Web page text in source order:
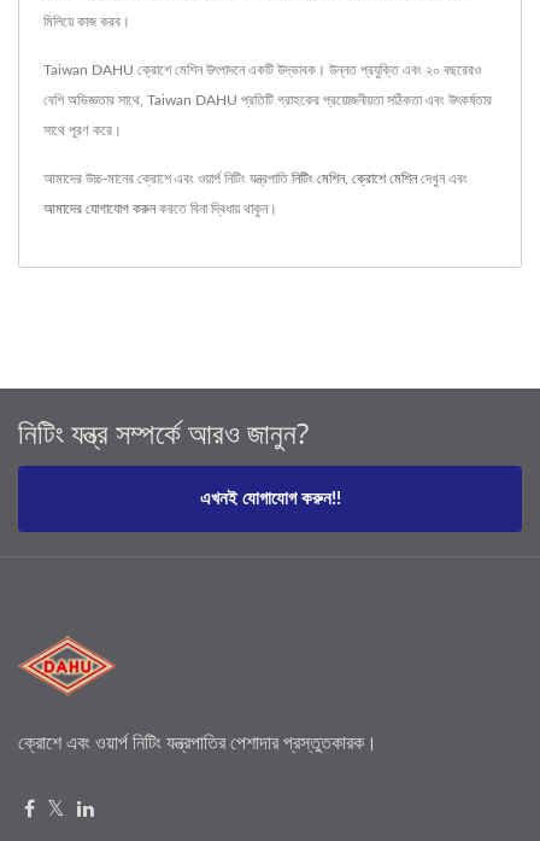
মিলিয়ে কাজ করব।
Taiwan DAHU ক্রোশে মেশিন উৎপাদনে একটি উদ্ভাবক। উন্নত প্রযুক্তি এবং ২০ বছরেরও
বেশি অভিজ্ঞতার সাথে, Taiwan DAHU প্রতিটি গ্রাহকের প্রয়োজনীয়তা সঠিকতা এবং উৎকর্ষতার
সাথে পূরণ করে।
আমাদের উচ্চ-মানের ক্রোশে এবং ওয়ার্প নিটিং যন্ত্রপাতি নিটিং মেশিন, ক্রোশে মেশিনদেখুন এবং
আমাদের যোগাযোগ করুনকরতে বিনা দ্বিধায় থাকুন।
নিটিং যন্ত্র সম্পর্কে আরও জানুন?
এখনই যোগাযোগ করুন!!
ক্রোশে এবং ওয়ার্প নিটিং যন্ত্রপাতির পেশাদার প্রস্তুতকারক।